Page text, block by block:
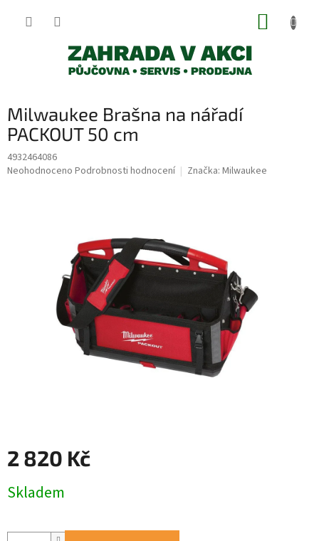
Milwaukee Brašna na nářadí
PACKOUT 50 cm
4932464086
Průměrné
Neohodnoceno Podrobnosti hodnocení Značka: Milwaukee
2 820 Kč
cena:
Skladem